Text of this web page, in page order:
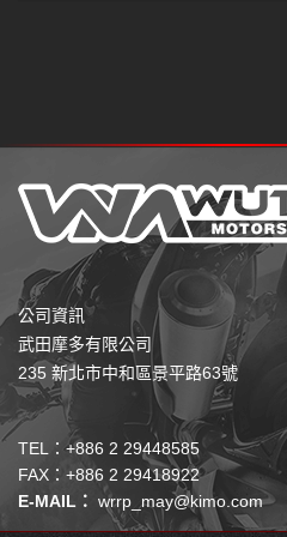
公司資訊
武田摩多有限公司
235 新北市中和區景平路63號
TEL：+886 2 29448585
FAX：+886 2 29418922
E-MAIL： wrrp_may@kimo.com